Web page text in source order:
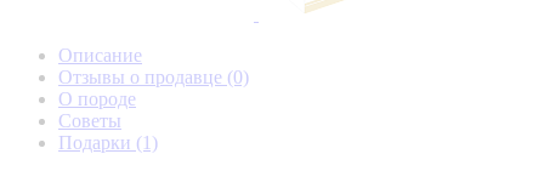
Описание
Отзывы о продавце (0)
О породе
Советы
Подарки (1)